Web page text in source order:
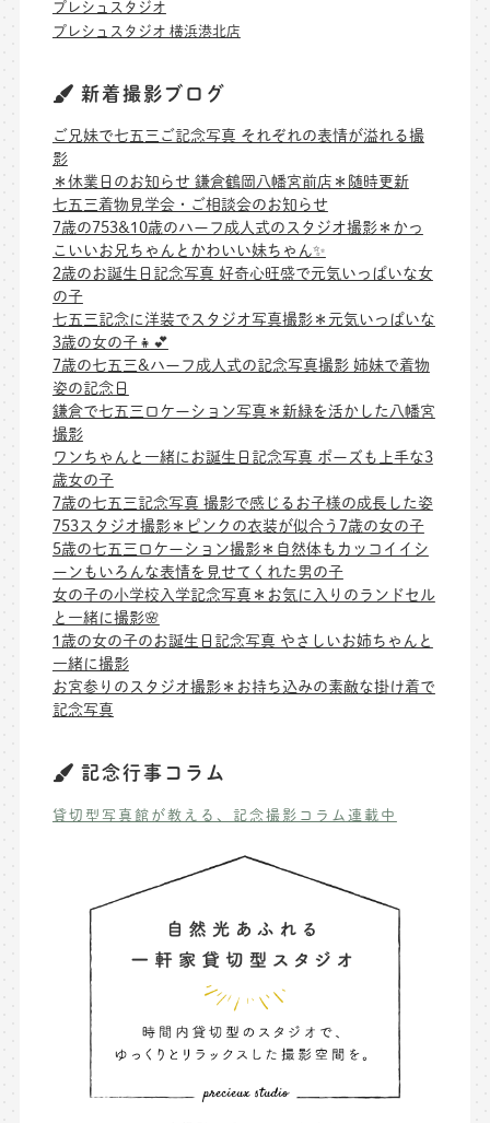
プレシュスタジオ
プレシュスタジオ 横浜港北店
新着撮影ブログ
ご兄妹で七五三ご記念写真 それぞれの表情が溢れる撮
影
＊休業日のお知らせ 鎌倉鶴岡八幡宮前店＊随時更新
七五三着物見学会・ご相談会のお知らせ
7歳の753&10歳のハーフ成人式のスタジオ撮影＊かっ
こいいお兄ちゃんとかわいい妹ちゃん✨
2歳のお誕生日記念写真 好奇心旺盛で元気いっぱいな女
の子
七五三記念に洋装でスタジオ写真撮影＊元気いっぱいな
3歳の女の子👧💕
7歳の七五三&ハーフ成人式の記念写真撮影 姉妹で着物
姿の記念日
鎌倉で七五三ロケーション写真＊新緑を活かした八幡宮
撮影
ワンちゃんと一緒にお誕生日記念写真 ポーズも上手な3
歳女の子
7歳の七五三記念写真 撮影で感じるお子様の成長した姿
753スタジオ撮影＊ピンクの衣装が似合う7歳の女の子
5歳の七五三ロケーション撮影＊自然体もカッコイイシ
ーンもいろんな表情を見せてくれた男の子
女の子の小学校入学記念写真＊お気に入りのランドセル
と一緒に撮影🌸
1歳の女の子のお誕生日記念写真 やさしいお姉ちゃんと
一緒に撮影
お宮参りのスタジオ撮影＊お持ち込みの素敵な掛け着で
記念写真
記念行事コラム
貸切型写真館が教える、記念撮影コラム連載中